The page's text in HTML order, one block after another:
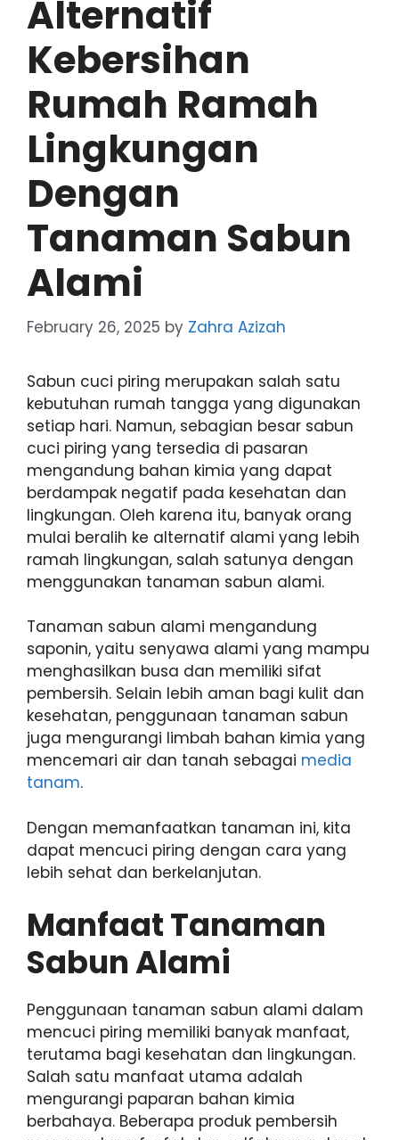
Alternatif
Kebersihan
Rumah Ramah
Lingkungan
Dengan
Tanaman Sabun
Alami
February 26, 2025 by Zahra Azizah
Sabun cuci piring merupakan salah satu
kebutuhan rumah tangga yang digunakan
setiap hari. Namun, sebagian besar sabun
cuci piring yang tersedia di pasaran
mengandung bahan kimia yang dapat
berdampak negatif pada kesehatan dan
lingkungan. Oleh karena itu, banyak orang
mulai beralih ke alternatif alami yang lebih
ramah lingkungan, salah satunya dengan
menggunakan tanaman sabun alami.
Tanaman sabun alami mengandung
saponin, yaitu senyawa alami yang mampu
menghasilkan busa dan memiliki sifat
pembersih. Selain lebih aman bagi kulit dan
kesehatan, penggunaan tanaman sabun
juga mengurangi limbah bahan kimia yang
mencemari air dan tanah sebagai media
tanam.
Dengan memanfaatkan tanaman ini, kita
dapat mencuci piring dengan cara yang
lebih sehat dan berkelanjutan.
Manfaat Tanaman
Sabun Alami
Penggunaan tanaman sabun alami dalam
mencuci piring memiliki banyak manfaat,
terutama bagi kesehatan dan lingkungan.
Salah satu manfaat utama adalah
mengurangi paparan bahan kimia
berbahaya. Beberapa produk pembersih